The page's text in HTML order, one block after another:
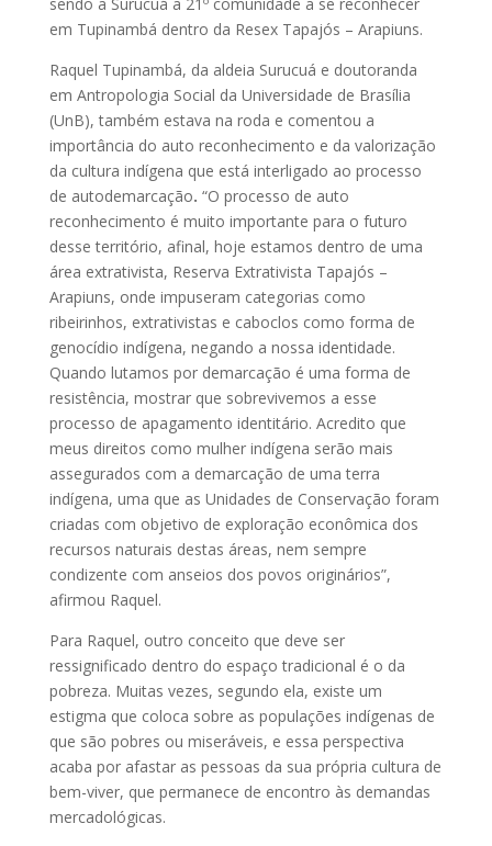
em Tupinambá dentro da Resex Tapajós – Arapiuns.
Raquel Tupinambá, da aldeia Surucuá e doutoranda
em Antropologia Social da Universidade de Brasília
(UnB), também estava na roda e comentou a
importância do auto reconhecimento e da valorização
da cultura indígena que está interligado ao processo
de autodemarcação. “O processo de auto
reconhecimento é muito importante para o futuro
desse território, afinal, hoje estamos dentro de uma
área extrativista, Reserva Extrativista Tapajós –
Arapiuns, onde impuseram categorias como
ribeirinhos, extrativistas e caboclos como forma de
genocídio indígena, negando a nossa identidade.
Quando lutamos por demarcação é uma forma de
resistência, mostrar que sobrevivemos a esse
processo de apagamento identitário. Acredito que
meus direitos como mulher indígena serão mais
assegurados com a demarcação de uma terra
indígena, uma que as Unidades de Conservação foram
criadas com objetivo de exploração econômica dos
recursos naturais destas áreas, nem sempre
condizente com anseios dos povos originários”,
afirmou Raquel.
Para Raquel, outro conceito que deve ser
ressignificado dentro do espaço tradicional é o da
pobreza. Muitas vezes, segundo ela, existe um
estigma que coloca sobre as populações indígenas de
que são pobres ou miseráveis, e essa perspectiva
acaba por afastar as pessoas da sua própria cultura de
bem-viver, que permanece de encontro às demandas
mercadológicas.